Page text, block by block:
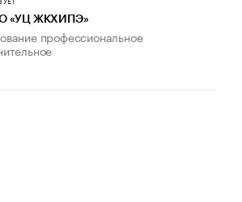
«УЦ ЖКХИПЭ»
профессиональное